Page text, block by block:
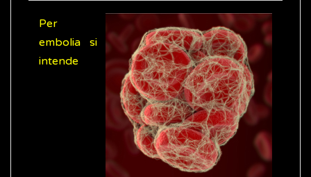
Per
embolia si
intende